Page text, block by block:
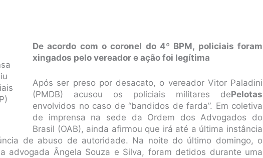
De acordo com o coronel do 4º BPM, policiais foram
xingados pelo vereador e ação foi legítima
Após ser preso por desacato, o vereador Vitor Paladini
(PMDB) acusou os policiais militares dePelotas
envolvidos no caso de “bandidos de farda”. Em coletiva
de imprensa na sede da Ordem dos Advogados do
Brasil (OAB), ainda afirmou que irá até a última instância
de abuso de autoridade. Na noite do último domingo, o
advogada Ângela Souza e Silva, foram detidos durante uma